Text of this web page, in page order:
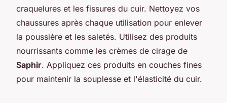
craquelures et les fissures du cuir. Nettoyez vos
chaussures après chaque utilisation pour enlever
la poussière et les saletés. Utilisez des produits
nourrissants comme les crèmes de cirage de
Saphir. Appliquez ces produits en couches fines
pour maintenir la souplesse et l'élasticité du cuir.